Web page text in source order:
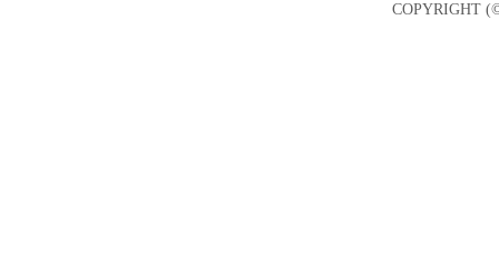
COPYRIGHT